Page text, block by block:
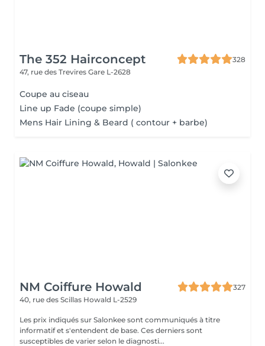
The 352 Hairconcept
328
47, rue des Trevires Gare L-2628
Coupe au ciseau
Line up Fade (coupe simple)
Mens Hair Lining & Beard ( contour + barbe)
NM Coiffure Howald
327
40, rue des Scillas Howald L-2529
Les prix indiqués sur Salonkee sont communiqués à titre
informatif et s'entendent de base. Ces derniers sont
susceptibles de varier selon le diagnosti...